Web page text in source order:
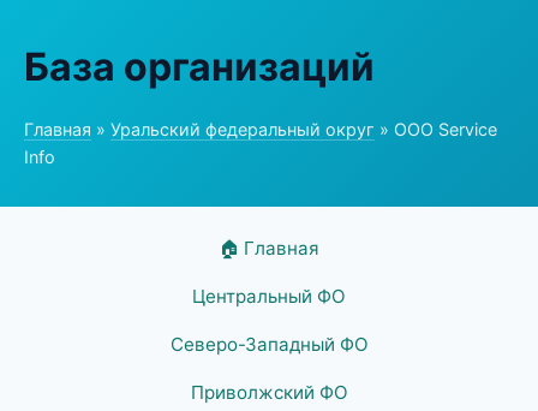
База организаций
Главная » Уральский федеральный округ » ООО Service
Info
🏠 Главная
Центральный ФО
Северо-Западный ФО
Приволжский ФО